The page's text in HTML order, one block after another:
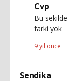
Cvp
Bu
farki yok
9 yıl önce
Sendika